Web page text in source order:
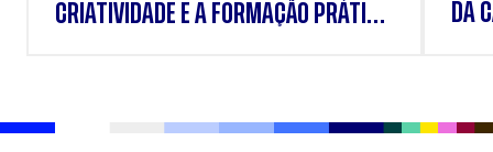
CRIATIVIDADE E A FORMAÇÃO PRÁTICA
DA